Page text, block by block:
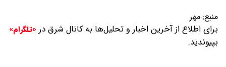
منبع: مهر
برای اطلاع از آخرین اخبار و تحلیل‌ها به کانال شرق در «تلگرام»
بپیوندید.